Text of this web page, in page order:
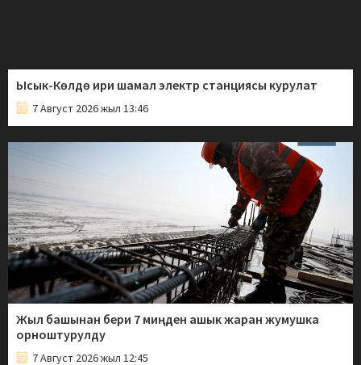
Ысык-Көлдө ири шамал электр станциясы курулат
7 Август 2026 жыл 13:46
Жыл башынан бери 7 миңден ашык жаран жумушка
орноштурулду
7 Август 2026 жыл 12:45